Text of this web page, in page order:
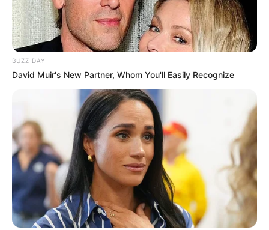
BUZZ DAY
David Muir's New Partner, Whom You'll Easily Recognize